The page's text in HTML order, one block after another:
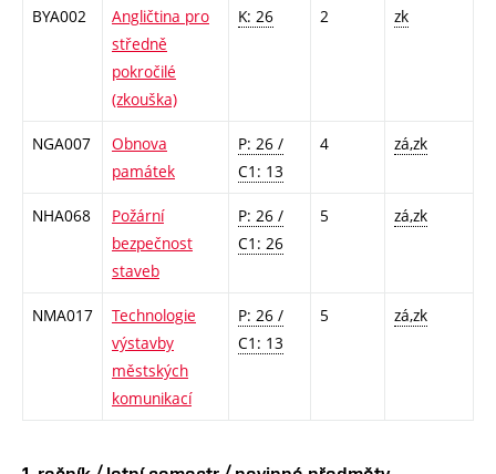
BYA002
Angličtina pro
středně
pokročilé
(zkouška)
K: 26 2 zk
NGA007
Obnova
památek
P: 26 /
C1: 13
4 zá,zk
NHA068
Požární
bezpečnost
staveb
P: 26 /
C1: 26
5 zá,zk
NMA017
Technologie
výstavby
městských
komunikací
P: 26 /
C1: 13
5 zá,zk